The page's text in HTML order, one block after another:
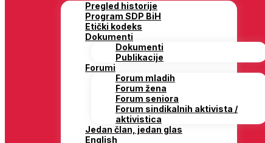
Pregled historije
Program SDP BiH
Etički kodeks
Dokumenti
Dokumenti
Publikacije
Forumi
Forum mladih
Forum žena
Forum seniora
Forum sindikalnih aktivista /
aktivistica
Jedan član, jedan glas
English